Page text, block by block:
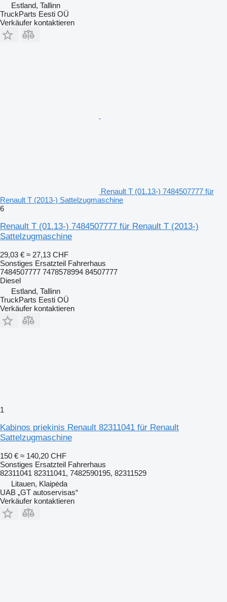
Estland, Tallinn
TruckParts Eesti OÜ
Verkäufer kontaktieren
Renault T (01.13-) 7484507777 für
Renault T (2013-) Sattelzugmaschine
6
Renault T (01.13-) 7484507777 für Renault T (2013-)
Sattelzugmaschine
29,03 € ≈ 27,13 CHF
Sonstiges Ersatzteil Fahrerhaus
7484507777 7478578994 84507777
Diesel
Estland, Tallinn
TruckParts Eesti OÜ
Verkäufer kontaktieren
1
Kabinos priekinis Renault 82311041 für Renault
Sattelzugmaschine
150 € ≈ 140,20 CHF
Sonstiges Ersatzteil Fahrerhaus
82311041 82311041, 7482590195, 82311529
Litauen, Klaipėda
UAB „GT autoservisas“
Verkäufer kontaktieren